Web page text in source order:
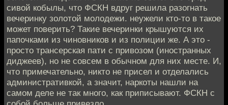
сивой кобылы, что ФСКН вдруг решила разогнать
вечеринку золотой молодежи. неужели кто-то в такое
может поверить? Такие вечеринки крышуются их
папочками из чиновников и из полиции же. А это -
просто трансерская пати с привозом (иностранных
диджеев), но не совсем в обычном для них месте. И,
что примечательно, никто не присел и отделались
административкой, а значит, наркоты нашли на
самом деле не так много, как приписывают. ФСКН с